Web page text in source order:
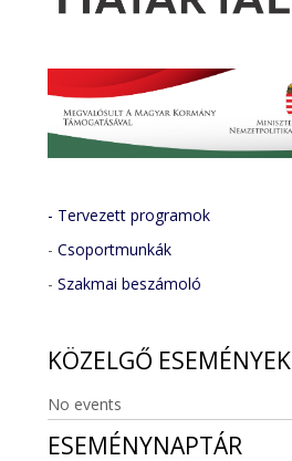
- Tervezett programok
-Csoportmunkák
-Szakmai beszámoló
KÖZELGŐ ESEMÉNYEK
No events
ESEMÉNYNAPTÁR